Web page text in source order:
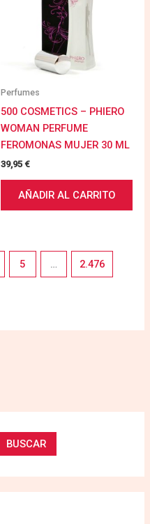
BUSCAR
Perfumes
500 COSMETICS – PHIERO
WOMAN PERFUME
FEROMONAS MUJER 30 ML
39,95€
AÑADIR AL CARRITO
5 … 2.476